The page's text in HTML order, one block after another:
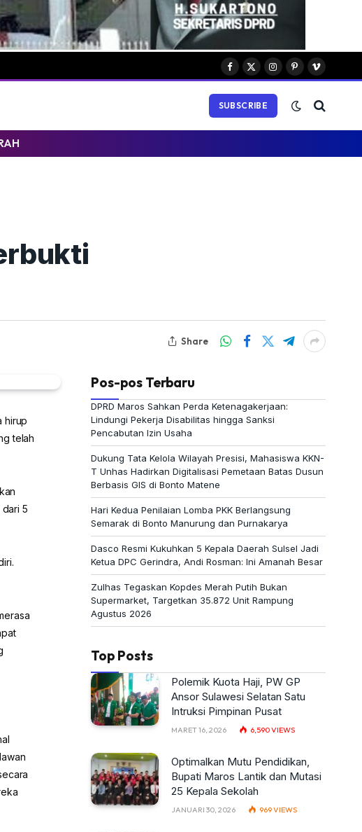
Facebook
X
Instagram
PinterestVimeo
SUBSCRIBE
Share
hirup
telah
5
Pos-pos Terbaru
DPRD Maros Sahkan Perda Ketenagakerjaan:
Lindungi Pekerja Disabilitas hingga Sanksi
Pencabutan Izin Usaha
Dukung Tata Kelola Wilayah Presisi, Mahasiswa KKN-
T Unhas Hadirkan Digitalisasi Pemetaan Batas Dusun
Berbasis GIS di Bonto Matene
Hari Kedua Penilaian Lomba PKK Berlangsung
Semarak di Bonto Manurung dan Purnakarya
Dasco Resmi Kukuhkan 5 Kepala Daerah Sulsel Jadi
Ketua DPC Gerindra, Andi Rosman: Ini Amanah Besar
Zulhas Tegaskan Kopdes Merah Putih Bukan
Supermarket, Targetkan 35.872 Unit Rampung
Agustus 2026
Top Posts
Polemik Kuota Haji, PW GP
Ansor Sulawesi Selatan Satu
Intruksi Pimpinan Pusat
MARET 16, 2026 6,590VIEWS
Optimalkan Mutu Pendidikan,
Bupati Maros Lantik dan Mutasi
25 Kepala Sekolah
JANUARI 30, 2026 969VIEWS